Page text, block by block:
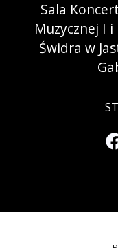
Sala
Muzycznej I
Świdra w